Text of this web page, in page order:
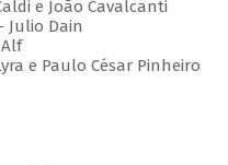
e João Cavalcanti
Dain
e Paulo César Pinheiro